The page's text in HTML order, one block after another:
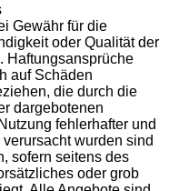
Gewähr für die
oder Qualität der
Haftungsansprüche
auf Schäden
die durch die
dargebotenen
fehlerhafter und
wurden sind
sofern seitens des
oder grob